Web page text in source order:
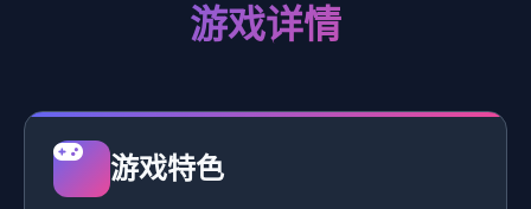
游戏详情
游戏特色